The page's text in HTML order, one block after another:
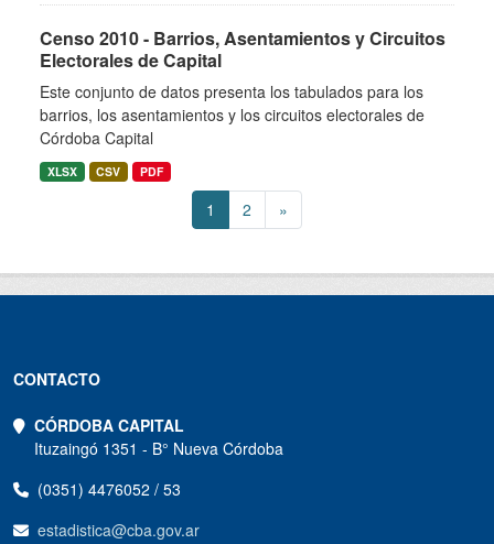
Censo 2010 - Barrios, Asentamientos y Circuitos
Electorales de Capital
Este conjunto de datos presenta los tabulados para los
barrios, los asentamientos y los circuitos electorales de
Córdoba Capital
XLSX CSV PDF
1 2 »
CONTACTO
CÓRDOBA CAPITAL
Ituzaingó 1351 - B° Nueva Córdoba
(0351) 4476052 / 53
estadistica@cba.gov.ar